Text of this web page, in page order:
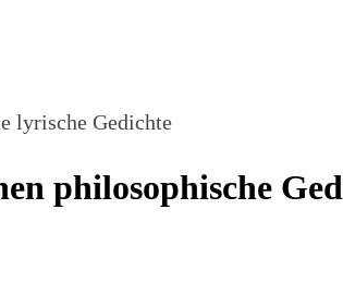
lyrische Gedichte
philosophische